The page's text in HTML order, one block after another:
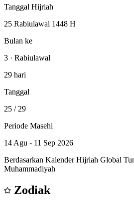
Tanggal Hijriah
25 Rabiulawal 1448 H
Bulan ke
3 · Rabiulawal
29 hari
Tanggal
25 / 29
Periode Masehi
14 Agu - 11 Sep 2026
Berdasarkan Kalender Hijriah Global
Muhammadiyah
Zodiak